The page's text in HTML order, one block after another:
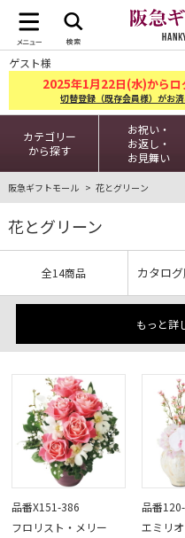
ゲスト様
2025年1月22日(水)からロ
切替登録（既存会員様）がお
カテゴリー
から探す
お祝い・
お返し・
お見舞い
阪急ギフトモール 花とグリーン
花とグリーン
全14商品
もっと詳
品番X151-386
フロリスト・メリー
品番
エミリ